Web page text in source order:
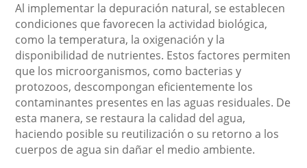
Al implementar la depuración natural, se establecen
condiciones que favorecen la actividad biológica,
como la temperatura, la oxigenación y la
disponibilidad de nutrientes. Estos factores permiten
que los microorganismos, como bacterias y
protozoos, descompongan eficientemente los
contaminantes presentes en las aguas residuales. De
esta manera, se restaura la calidad del agua,
haciendo posible su reutilización o su retorno a los
cuerpos de agua sin dañar el medio ambiente.